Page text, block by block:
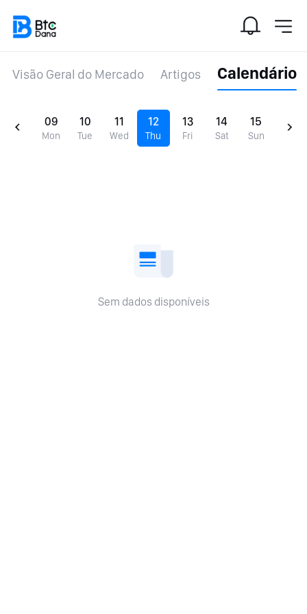
Visão Geral do Mercado Artigos Calendário
09
Mon
10
Tue
11
Wed
12
Thu
13
Fri
14
Sat
15
Sun
Sem dados disponíveis